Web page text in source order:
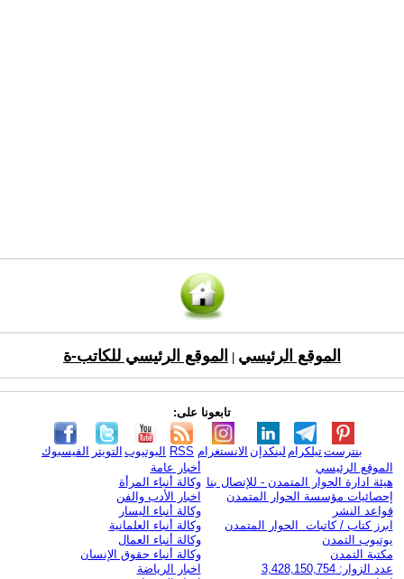
الموقع الرئيسي الموقع الرئيسي للكاتب-ة
تابعونا على:
الفيسبوك التويتر اليوتيوب RSS الانستغرام لينكدإن تيلكرامبنترست
الموقع الرئيسي
هيئة ادارة الحوار المتمدن - للإتصال بنا
إحصائيات مؤسسة الحوار المتمدن
قواعد النشر
ابرز كتاب / كاتبات الحوار المتمدن
يوتيوب التمدن
مكتبة التمدن
عدد الزوار: 3,428,150,754
أخبار عامة
وكالة أنباء المرأة
اخبار الأدب والفن
وكالة أنباء اليسار
وكالة أنباء العلمانية
وكالة أنباء العمال
وكالة أنباء حقوق الإنسان
اخبار الرياضة